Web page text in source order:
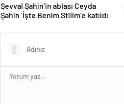
Şevval Şahin’in ablası Ceyda
Şahin ‘İşte Benim Stilim’e katıldı